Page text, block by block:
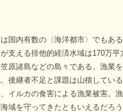
国内有数の〈海洋都市〉でもあ
支える排他的経済水域は170万
原諸島などの島々である。漁業
後継者不足と課題は山積してい
イルカの食害による漁業被害。
域を守ってきたともいえるだろ